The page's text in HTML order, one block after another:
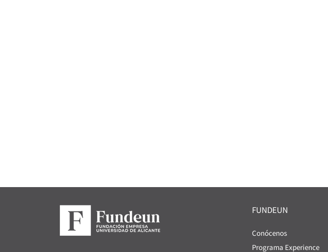
FUNDEUN
Conócenos
Programa Experience